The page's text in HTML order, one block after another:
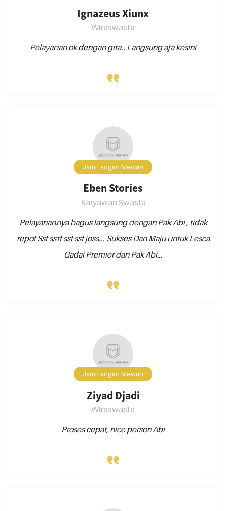
Ignazeus Xiunx
Wiraswasta
Pelayanan ok dengan gita.. Langsung aja kesini
Jam Tangan Mewah
Eben Stories
Karyawan Swasta
Pelayanannya bagus langsung dengan Pak Abi , tidak
repot Sst sstt sst sst joss... Sukses Dan Maju untuk Lesca
Gadai Premier dan Pak Abi…
Jam Tangan Mewah
Ziyad Djadi
Wiraswasta
Proses cepat, nice person Abi